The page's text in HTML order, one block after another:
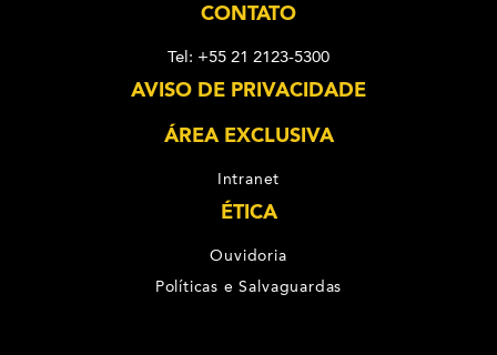
CONTATO
Tel: +55 21 2123-5300
AVISO DE PRIVACIDADE
ÁREA EXCLUSIVA
Intranet
ÉTICA
Ouvidoria
Políticas e Salvaguardas